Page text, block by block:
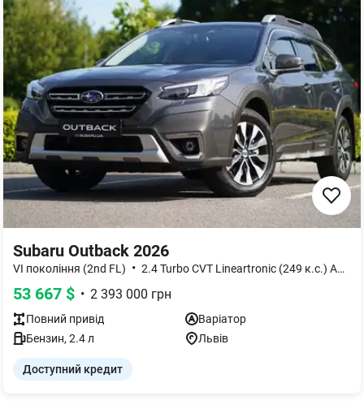
Subaru Outback 2026
VI покоління (2nd FL) • 2.4 Turbo CVT Lineartronic (249 к.с.) AWD
53 667 $ • 2 393 000 грн
Повний привід
Варіатор
Бензин, 2.4л Львів
Доступний кредит